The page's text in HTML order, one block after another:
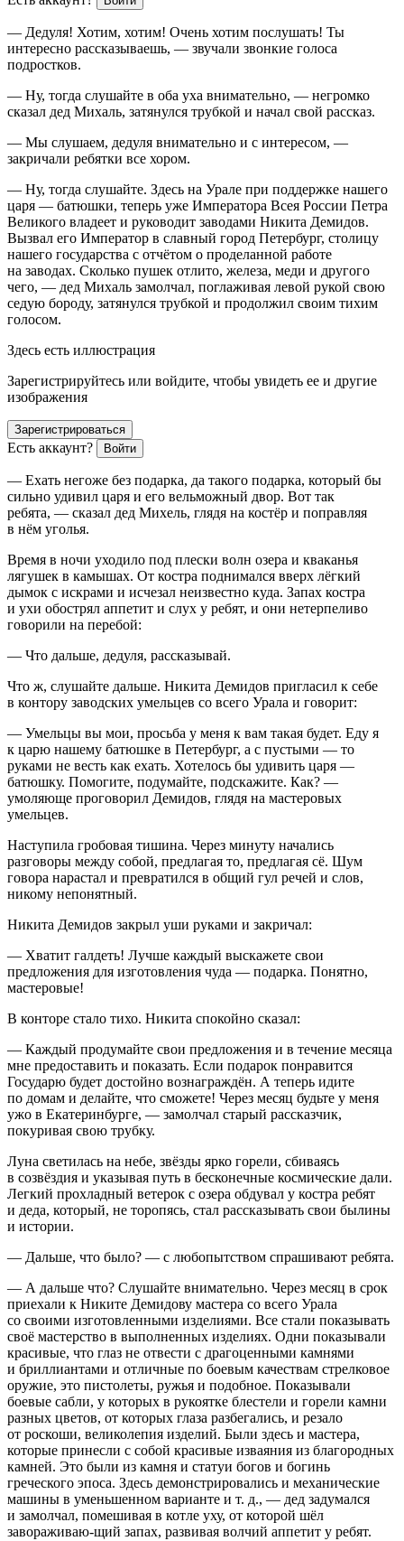
— Дедуля! Хотим, хотим! Очень хотим послушать! Ты
интересно рассказываешь, — звучали звонкие голоса
подростков.
— Ну, тогда слушайте в оба уха внимательно, — негромко
сказал дед Михаль, затянулся трубкой и начал свой рассказ.
— Мы слушаем, дедуля внимательно и с интересом, —
закричали ребятки все хором.
— Ну, тогда слушайте. Здесь на Урале при поддержке нашего
царя — батюшки, теперь уже Императора Всея России Петра
Великого владеет и руководит заводами Никита Демидов.
Вызвал его Император в славный город Петербург, столицу
нашего государства с отчётом о проделанной работе
на заводах. Сколько пушек отлито, железа, меди и другого
чего, — дед Михаль замолчал, поглаживая левой рукой свою
седую бороду, затянулся трубкой и продолжил своим тихим
голосом.
Здесь есть иллюстрация
Зарегистрируйтесь или войдите, чтобы увидеть ее и другие
изображения
Зарегистрироваться
Есть аккаунт? Войти
— Ехать негоже без подарка, да такого подарка, который бы
сильно удивил царя и его вельможный двор. Вот так
ребята, — сказал дед Михель, глядя на костёр и поправляя
в нём уголья.
Время в ночи уходило под плески волн озера и кваканья
лягушек в камышах. От костра поднимался вверх лёгкий
дымок с искрами и исчезал неизвестно куда. Запах костра
и ухи обострял аппетит и слух у ребят, и они нетерпеливо
говорили на перебой:
— Что дальше, дедуля, рассказывай.
Что ж, слушайте дальше. Никита Демидов пригласил к себе
в контору заводских умельцев со всего Урала и говорит:
— Умельцы вы мои, просьба у меня к вам такая будет. Еду я
к царю нашему батюшке в Петербург, а с пустыми — то
руками не весть как ехать. Хотелось бы удивить царя —
батюшку. Помогите, подумайте, подскажите. Как? —
умоляюще проговорил Демидов, глядя на мастеровых
умельцев.
Наступила гробовая тишина. Через минуту начались
разговоры между собой, предлагая то, предлагая сё. Шум
говора нарастал и превратился в общий гул речей и слов,
никому непонятный.
Никита Демидов закрыл уши руками и закричал:
— Хватит галдеть! Лучше каждый выскажете свои
предложения для изготовления чуда — подарка. Понятно,
мастеровые!
В конторе стало тихо. Никита спокойно сказал:
— Каждый продумайте свои предложения и в течение месяца
мне предоставить и показать. Если подарок понравится
Государю будет достойно вознаграждён. А теперь идите
по домам и делайте, что сможете! Через месяц будьте у меня
ужо в Екатеринбурге, — замолчал старый рассказчик,
покуривая свою трубку.
Луна светилась на небе, звёзды ярко горели, сбиваясь
в созвёздия и указывая путь в бесконечные космические дали.
Легкий прохладный ветерок с озера обдувал у костра ребят
и деда, который, не торопясь, стал рассказывать свои былины
и истории.
— Дальше, что было? — с любопытством спрашивают ребята.
— А дальше что? Слушайте внимательно. Через месяц в срок
приехали к Никите Демидову мастера со всего Урала
со своими изготовленными изделиями. Все стали показывать
своё мастерство в выполненных изделиях. Одни показывали
красивые, что глаз не отвести с драгоценными камнями
и бриллиантами и отличные по боевым качествам стрелковое
оружие, это пистолеты, ружья и подобное. Показывали
боевые сабли, у которых в рукоятке блестели и горели камни
разных цветов, от которых глаза разбегались, и резало
от роскоши, великолепия изделий. Были здесь и мастера,
которые принесли с собой красивые изваяния из благородных
камней. Это были из камня и статуи богов и богинь
греческого эпоса. Здесь демонстрировались и механические
машины в уменьшенном варианте и т. д., — дед задумался
и замолчал, помешивая в котле уху, от которой шёл
завораживаю-щий запах, развивая волчий аппетит у ребят.